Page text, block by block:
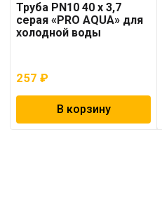
Труба PN10 40 x 3,7
серая «PRO AQUA» для
холодной воды
257 ₽
В корзину